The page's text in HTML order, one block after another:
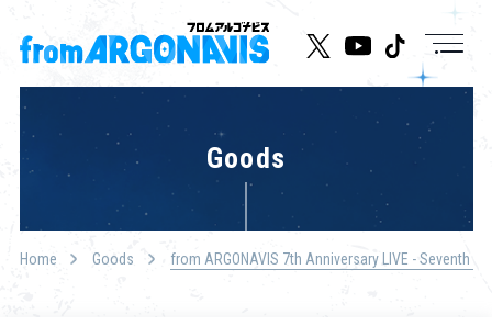
Live/Event
Character
Cast
Goods
Home Goods from ARGONAVIS 7th Anniversary LIVE -